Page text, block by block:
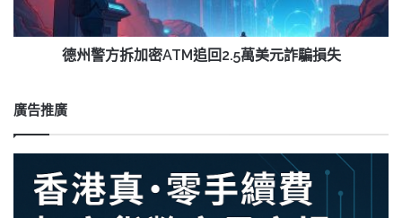
ATM
追
美
德州警方拆加密ATM追回2.5萬美元詐騙損失
廣告推廣